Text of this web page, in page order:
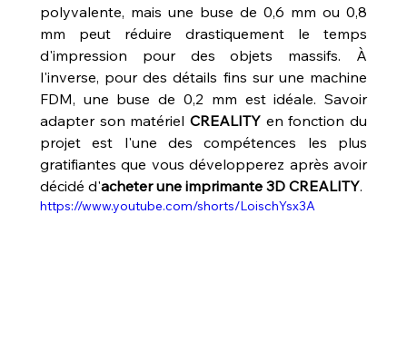
polyvalente, mais une buse de 0,6 mm ou 0,8
mm peut réduire drastiquement le temps
d'impression pour des objets massifs. À
l'inverse, pour des détails fins sur une machine
FDM, une buse de 0,2 mm est idéale. Savoir
adapter son matériel CREALITY en fonction du
projet est l'une des compétences les plus
gratifiantes que vous développerez après avoir
décidé d'acheter une imprimante 3D CREALITY.
https://www.youtube.com/shorts/LoischYsx3A